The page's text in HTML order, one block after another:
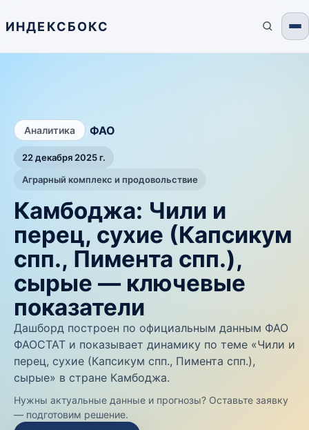
ИНДЕКСБОКС
Аналитика ФАО
22 декабря 2025 г.
Аграрный комплекс и продовольствие
Камбоджа: Чили и
перец, сухие (Капсикум
спп., Пимента спп.),
сырые — ключевые
показатели
Дашборд построен по официальным данным ФАО
ФАОСТАТ и показывает динамику по теме «Чили и
перец, сухие (Капсикум спп., Пимента спп.),
сырые» в стране Камбоджа.
Нужны актуальные данные и прогнозы? Оставьте заявку
— подготовим решение.